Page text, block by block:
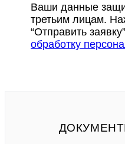
Ваши данные
третьим лицам.
“Отправить
обработку